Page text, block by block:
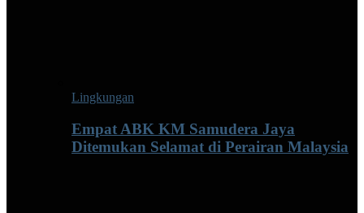
Lingkungan
Empat ABK KM Samudera Jaya
Ditemukan Selamat di Perairan Malaysia